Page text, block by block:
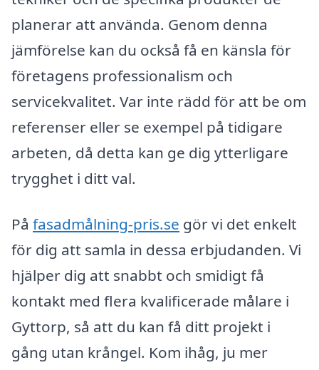
planerar att använda. Genom denna
jämförelse kan du också få en känsla för
företagens professionalism och
servicekvalitet. Var inte rädd för att be om
referenser eller se exempel på tidigare
arbeten, då detta kan ge dig ytterligare
trygghet i ditt val.
På fasadmålning-pris.se gör vi det enkelt
för dig att samla in dessa erbjudanden. Vi
hjälper dig att snabbt och smidigt få
kontakt med flera kvalificerade målare i
Gyttorp, så att du kan få ditt projekt i
gång utan krångel. Kom ihåg, ju mer